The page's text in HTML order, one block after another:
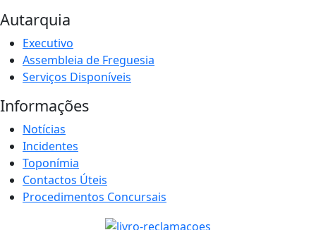
Autarquia
Executivo
Assembleia de Freguesia
Serviços Disponíveis
Informações
Notícias
Incidentes
Toponímia
Contactos Úteis
Procedimentos Concursais